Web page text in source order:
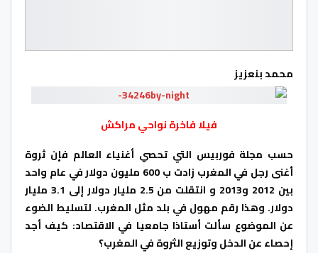
محمد بنعزيز
فيلا فاخرة نواحي مراكش
حسب مجلة فوربيس التي تحصي أغنياء العالم فإن ثروة
أغنى رجل في المغرب زادت ب 600 مليون دولار في عام واحد
بين 2012 و2013 و انتقلت من 2.5 مليار دولار إلى 3.1 مليار
دولار. وهذا رقم مهول في بلد مثل المغرب. لتسليط الضوء
عن الموضوع سألت أستاذا جامعيا في الاقتصاد: كيف أجد
إحصاء عن الدخل وتوزيع الثروة في المغرب؟